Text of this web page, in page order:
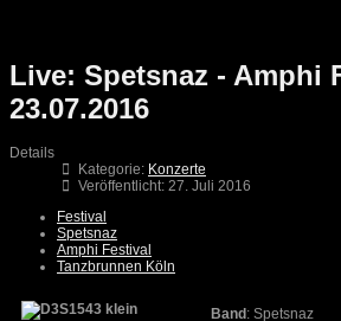
Live: Spetsnaz - Amphi
23.07.2016
Details
Kategorie: Konzerte
Veröffentlicht: 27. Juli 2016
Festival
Spetsnaz
Amphi Festival
Tanzbrunnen Köln
Band : Spetsnaz